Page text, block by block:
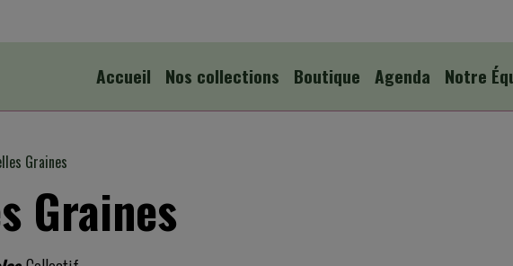
Accueil Nos collections Boutique Agenda Notre
Graines
Graines